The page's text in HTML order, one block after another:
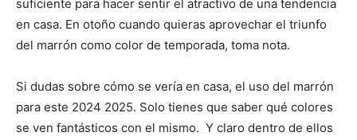
suficiente para hacer sentir el atractivo de una tendencia
en casa. En otoño cuando quieras aprovechar el triunfo
del marrón como color de temporada, toma nota.
Si dudas sobre cómo se vería en casa, el uso del marrón
para este 2024 2025. Solo tienes que saber qué colores
se ven fantásticos con el mismo. Y claro dentro de ellos